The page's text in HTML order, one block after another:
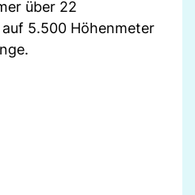
über 22
5.500 Höhenmeter